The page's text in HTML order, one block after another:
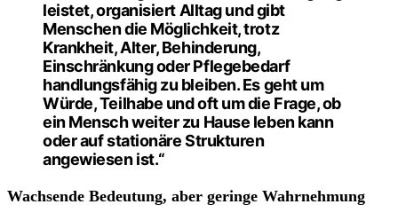
leistet, organisiert Alltag und gibt
Menschen die Möglichkeit, trotz
Krankheit, Alter, Behinderung,
Einschränkung oder Pflegebedarf
handlungsfähig zu bleiben. Es geht um
Würde, Teilhabe und oft um die Frage, ob
ein Mensch weiter zu Hause leben kann
oder auf stationäre Strukturen
angewiesen ist.“
Wachsende Bedeutung, aber geringe Wahrnehmung